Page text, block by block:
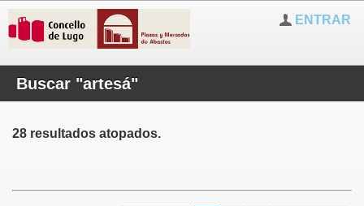
ENTRAR
Buscar "artesá"
28 resultados atopados.